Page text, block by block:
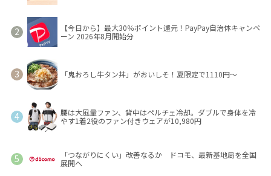
【今日から】最大30％ポイント還元！PayPay自治体キャンペ
ーン 2026年8月開始分
「鬼おろし牛タン丼」がおいしそ！夏限定で1110円～
腰は大風量ファン、背中はペルチェ冷却。ダブルで身体を冷
やす1着2役のファン付きウェアが10,980円
「つながりにくい」改善なるか ドコモ、最新基地局を全国
展開へ